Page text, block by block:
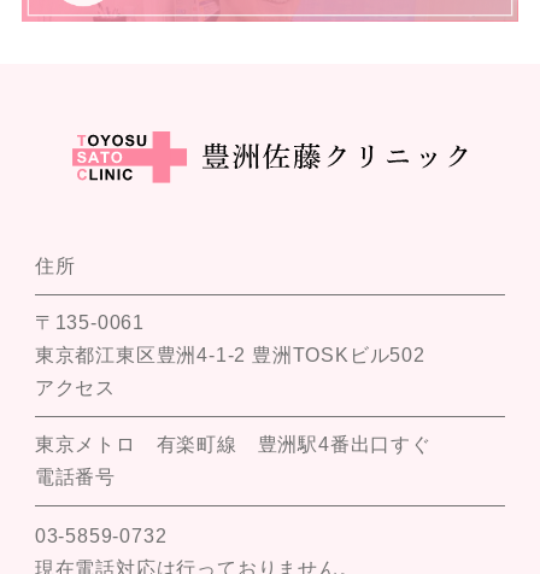
住所
〒135-0061
東京都江東区豊洲4-1-2 豊洲TOSKビル502
アクセス
東京メトロ 有楽町線 豊洲駅4番出口すぐ
電話番号
03-5859-0732
現在電話対応は行っておりません。